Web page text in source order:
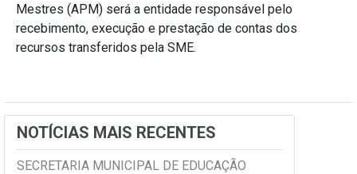
Mestres (APM) será a entidade responsável pelo
recebimento, execução e prestação de contas dos
recursos transferidos pela SME.
NOTÍCIAS MAIS RECENTES
SECRETARIA MUNICIPAL DE EDUCAÇÃO